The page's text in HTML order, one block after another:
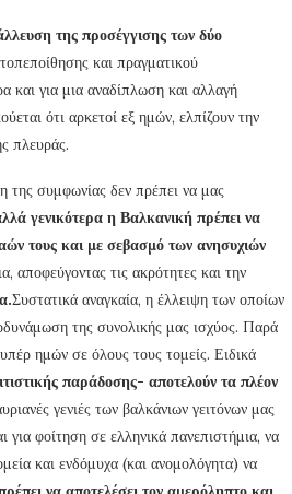
της προσέγγισης των δύο
και πραγματικού
και για μια αναδίπλωση και αλλαγή
ότι αρκετοί εξ ημών, ελπίζουν την
πλευράς.
της συμφωνίας δεν πρέπει να μας
γενικότερα η Βαλκανική πρέπει να
τους και με σεβασμό των ανησυχιών
τις ακρότητες και την
Συστατικά αναγκαία, η έλλειψη των οποίων
της συνολικής μας ισχύος. Παρά
ημών σε όλους τους τομείς. Ειδικά
παράδοσης- αποτελούν τα πλέον
γενιές των βαλκάνιων γειτόνων μας
φοίτηση σε ελληνικά πανεπιστήμια, να
και ενδόμυχα (και ανομολόγητα) να